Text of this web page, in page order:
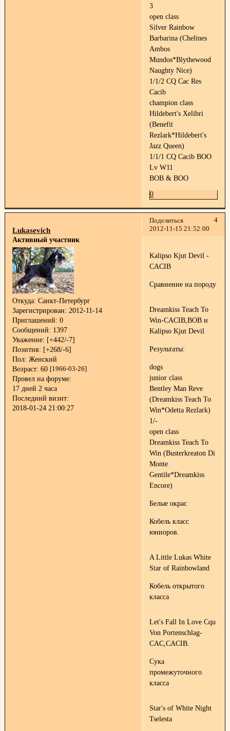
3
open class
Silver Rainbow
Barbarina (Chelines
Ambos
Mundos*Blythewood
Naughty Nice)
1/1/2 CQ Cac Res
Cacib
champion class
Hildebert's Xelibri
(Benefit
Rezlark*Hildebert's
Jazz Queen)
1/1/1 CQ Cacib BOO
Lv W11
BOB & BOO
0
Поделиться
4
2012-11-15 21:52:00
Lukasevich
Активный участник
Откуда: Санкт-Петербург
Зарегистрирован: 2012-11-14
Приглашений: 0
Сообщений: 1397
Уважение: [+442/-7]
Позитив: [+268/-6]
Пол: Женский
Возраст: 60 [1966-03-26]
Провел на форуме:
17 дней 2 часа
Последний визит:
2018-01-24 21:00:27
Kalipso Kjut Devil -
CACIB
Сравнение на породу
Dreamkiss Teach To
Win-CACIB,BOB и
Kalipso Kjut Devil
Результаты:
dogs
junior class
Bentley Man Reve
(Dreamkiss Teach To
Win*Odetta Rezlark)
1/-
open class
Dreamkiss Teach To
Win (Busterkreaton Di
Monte
Gentile*Dreamkiss
Encore)
Белые окрас
Кобель класс
юниоров.
A Little Lukas White
Star of Rainbowland
Кобель открытого
класса
Let's Fall In Love Cqu
Von Portenschlag-
CAC,CACIB.
Сука
промежуточного
класса
Star's of White Night
Tselesta